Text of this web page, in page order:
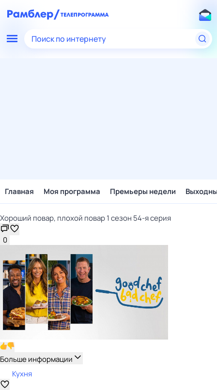
Поиск по интернету
Главная Моя программа Премьеры недели
Хороший повар, плохой повар 1 сезон 54-я серия
0
Больше информации
Кухня